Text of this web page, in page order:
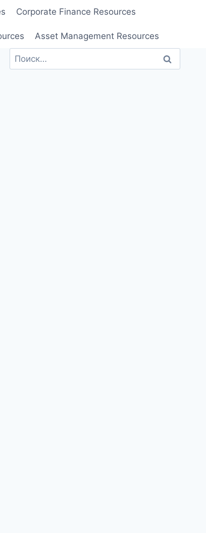
Corporate Finance Resources
Asset Management Resources
Найти: